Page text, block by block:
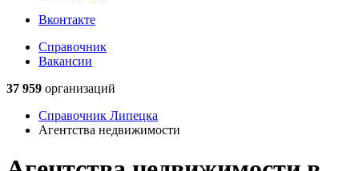
Вконтакте
Справочник
Вакансии
37 959 организаций
Справочник Липецка
Агентства недвижимости